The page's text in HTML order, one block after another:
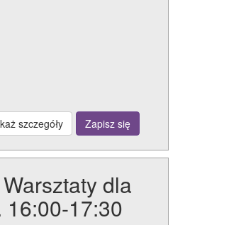
szczegóły
Zapisz się
dla
16:00-17:30